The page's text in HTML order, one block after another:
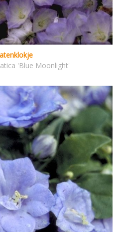
'Blue Moonlight'